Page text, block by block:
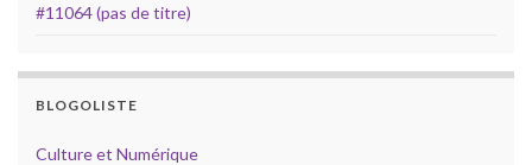
#11064 (pas de titre)
BLOGOLISTE
Culture et Numérique